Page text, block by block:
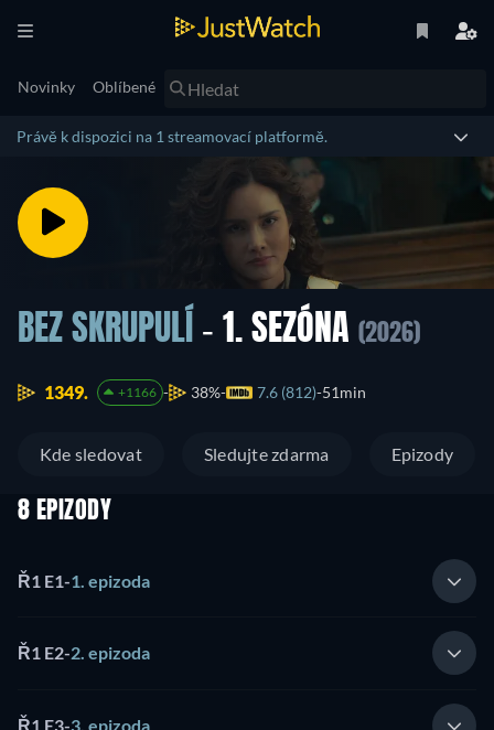
Novinky Oblíbené
Právě k dispozici na 1 streamovací platformě.
BEZ SKRUPULÍ - 1. SEZÓNA (2026)
1349. +1166 38% 7.6 (812) 51min
Kde sledovat Sledujte zdarma Epizody
8 EPIZODY
Ř1 E1-1. epizoda
Ř1 E2-2. epizoda
Ř1 E3-3. epizoda